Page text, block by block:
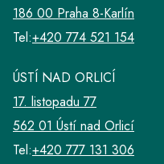
186 00 Praha 8-Karlín
Tel:+420 774 521 154
ÚSTÍ NAD ORLICÍ
17. listopadu 77
562 01 Ústí nad Orlicí
Tel:+420 777 131 306